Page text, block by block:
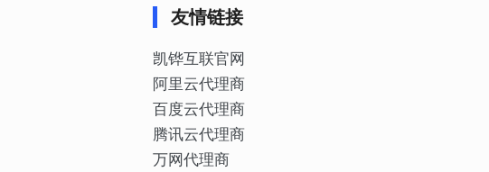
友情链接
凯铧互联官网
阿里云代理商
百度云代理商
腾讯云代理商
万网代理商